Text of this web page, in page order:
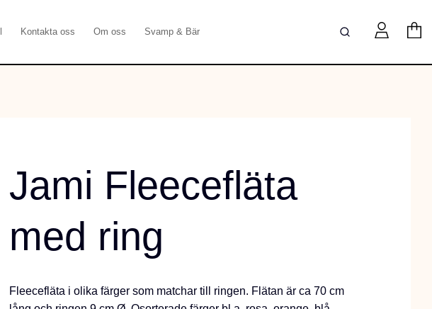
Kontakta oss Om oss Svamp & Bär
Jami Fleecefläta
med ring
Fleecefläta i olika färger som matchar till ringen. Flätan är ca 70 cm